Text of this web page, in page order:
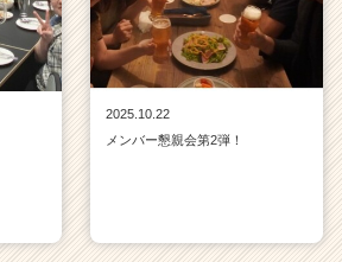
2025.10.22
メンバー懇親会第2弾！